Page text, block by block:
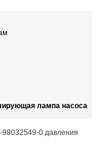
лампа насоса
0 давления